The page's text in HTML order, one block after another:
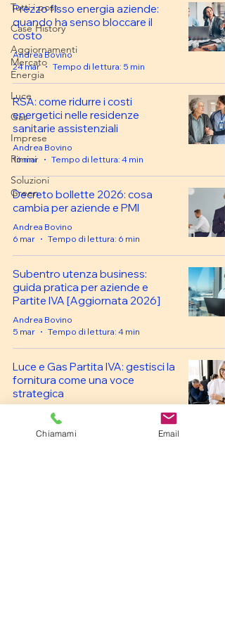
Tutti i post
Case History
Aggiornamenti
Mercato
Energia
Luce
Gas
Imprese
Rimini
Soluzioni
Green
Prezzo fisso energia aziende:
quando ha senso bloccare il
costo
Andrea Bovino
24 mar
Tempo di lettura: 5 min
RSA: come ridurre i costi
energetici nelle residenze
sanitarie assistenziali
Andrea Bovino
16 mar
Tempo di lettura: 4 min
Decreto bollette 2026: cosa
cambia per aziende e PMI
Andrea Bovino
6 mar
Tempo di lettura: 6 min
Subentro utenza business:
guida pratica per aziende e
Partite IVA [Aggiornata 2026]
Andrea Bovino
5 mar
Tempo di lettura: 4 min
Luce e Gas Partita IVA: gestisci la
fornitura come una voce
strategica
Andrea Bovino
Tempo di lettura: 4 min
Chiamami Email